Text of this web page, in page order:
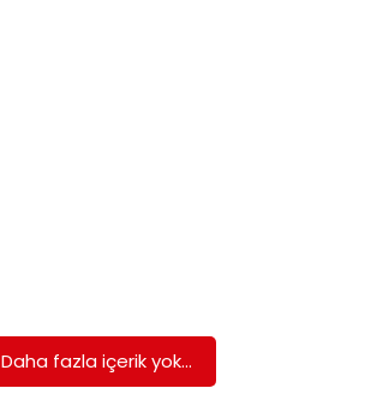
Daha fazla içerik yok...